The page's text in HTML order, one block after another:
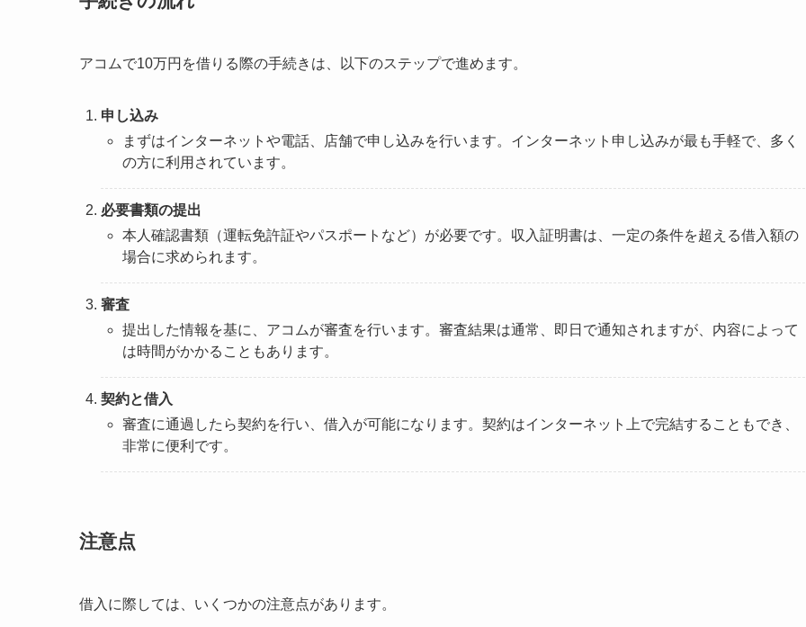
アコムで10万円を借りる際の手続きは、以下のステップで進めます。
申し込み
まずはインターネットや電話、店舗で申し込みを行います。インターネット申し込みが最も手軽で、多く
の方に利用されています。
必要書類の提出
本人確認書類（運転免許証やパスポートなど）が必要です。収入証明書は、一定の条件を超える借入額の
場合に求められます。
審査
提出した情報を基に、アコムが審査を行います。審査結果は通常、即日で通知されますが、内容によって
は時間がかかることもあります。
契約と借入
審査に通過したら契約を行い、借入が可能になります。契約はインターネット上で完結することもでき、
非常に便利です。
注意点
借入に際しては、いくつかの注意点があります。